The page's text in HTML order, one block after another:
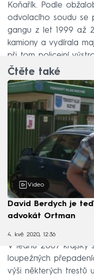
Koňařík. Podle
odvolacího soudu se
gangu z let 1999 až
kamiony a vydírala
při tom policejní
Čtěte také
Video
David Berdych je
advokát Ortman
4. kvě 2020, 12:36
V lednu 2007 krajský
loupežných
výši některých trestů